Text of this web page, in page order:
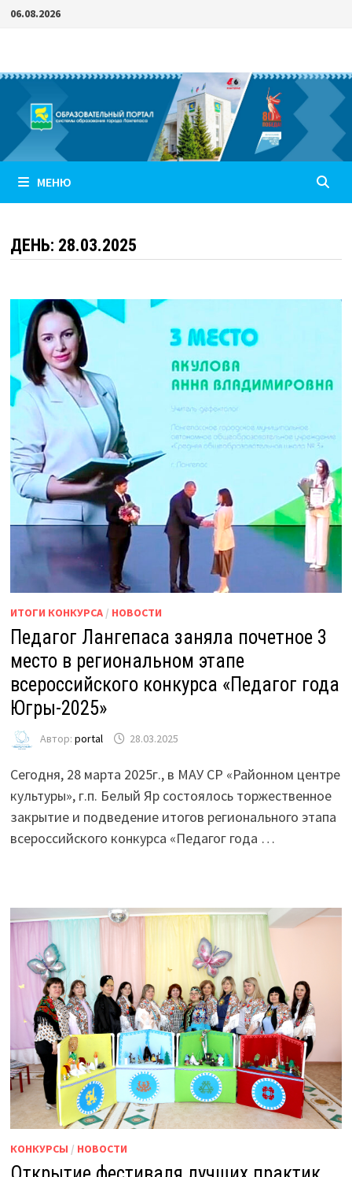
Перейти
06.08.2026
МЕНЮ
ДЕНЬ: 28.03.2025
ИТОГИ КОНКУРСА/ НОВОСТИ
Педагог Лангепаса заняла почетное 3
место в региональном этапе
всероссийского конкурса «Педагог года
Югры-2025»
Автор: portal 28.03.2025
Сегодня, 28 марта 2025г., в МАУ СР «Районном центре
культуры», г.п. Белый Яр состоялось торжественное
закрытие и подведение итогов регионального этапа
всероссийского конкурса «Педагог года …
КОНКУРСЫ / НОВОСТИ